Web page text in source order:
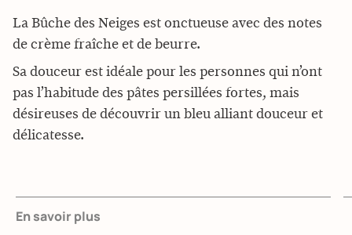
La Bûche des Neiges est onctueuse avec des notes
de crème fraîche et de beurre.
Sa douceur est idéale pour les personnes qui n’ont
pas l’habitude des pâtes persillées fortes, mais
désireuses de découvrir un bleu alliant douceur et
délicatesse.
En savoir plus